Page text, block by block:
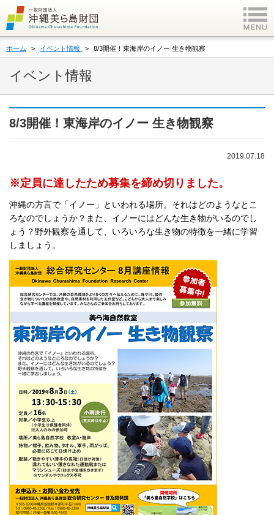
ホーム イベント情報 8/3開催！東海岸のイノー 生き物観察
イベント情報
8/3開催！東海岸のイノー 生き物観察
2019.07.18
※定員に達したため募集を締め切りました。
沖縄の方言で「イノー」といわれる場所。それはどのようなとこ
ろなのでしょうか？また、イノーにはどんな生き物がいるのでし
ょう？野外観察を通して、いろいろな生き物の特徴を一緒に学習
しましょう。